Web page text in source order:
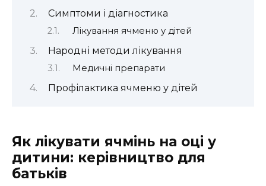
Симптоми і діагностика
Лікування ячменю у дітей
Народні методи лікування
Медичні препарати
Профілактика ячменю у дітей
Як лікувати ячмінь на оці у
дитини: керівництво для
батьків